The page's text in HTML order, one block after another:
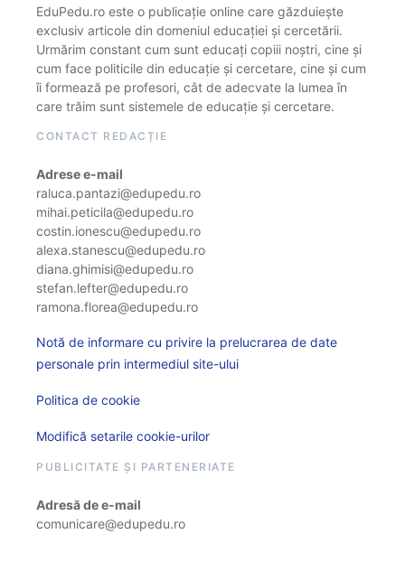
EduPedu.ro este o publicație online care găzduiește
exclusiv articole din domeniul educației și cercetării.
Urmărim constant cum sunt educați copiii noștri, cine și
cum face politicile din educație și cercetare, cine și cum
îi formează pe profesori, cât de adecvate la lumea în
care trăim sunt sistemele de educație și cercetare.
CONTACT REDACȚIE
Adrese e-mail
raluca.pantazi@edupedu.ro
mihai.peticila@edupedu.ro
costin.ionescu@edupedu.ro
alexa.stanescu@edupedu.ro
diana.ghimisi@edupedu.ro
stefan.lefter@edupedu.ro
ramona.florea@edupedu.ro
Notă de informare cu privire la prelucrarea de date
personale prin intermediul site-ului
Politica de cookie
Modifică setarile cookie-urilor
PUBLICITATE ȘI PARTENERIATE
Adresă de e-mail
comunicare@edupedu.ro